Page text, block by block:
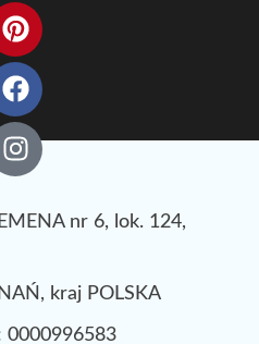
nr 6, lok. 124,
kraj POLSKA
0000996583